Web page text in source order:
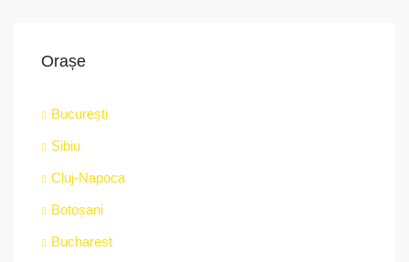
Orașe
București
Sibiu
Cluj-Napoca
Botoșani
Bucharest